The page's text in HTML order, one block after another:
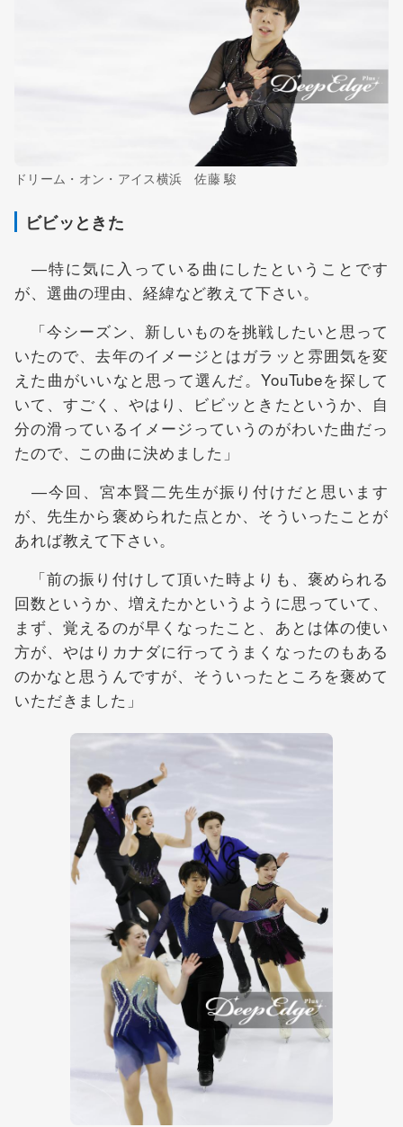
ドリーム・オン・アイス横浜 佐藤 駿
ビビッときた
―特に気に入っている曲にしたということです
が、選曲の理由、経緯など教えて下さい。
「今シーズン、新しいものを挑戦したいと思って
いたので、去年のイメージとはガラッと雰囲気を変
えた曲がいいなと思って選んだ。YouTubeを探して
いて、すごく、やはり、ビビッときたというか、自
分の滑っているイメージっていうのがわいた曲だっ
たので、この曲に決めました」
―今回、宮本賢二先生が振り付けだと思います
が、先生から褒められた点とか、そういったことが
あれば教えて下さい。
「前の振り付けして頂いた時よりも、褒められる
回数というか、増えたかというように思っていて、
まず、覚えるのが早くなったこと、あとは体の使い
方が、やはりカナダに行ってうまくなったのもある
のかなと思うんですが、そういったところを褒めて
いただきました」